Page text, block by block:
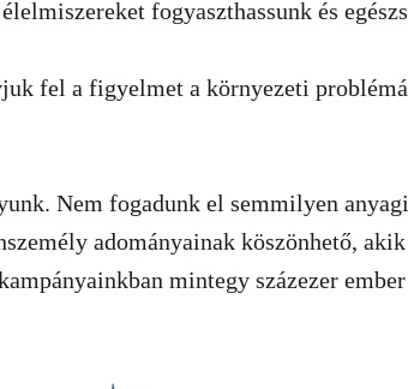
fogyaszthassunk és
fel a figyelmet a környezeti
Nem fogadunk el semmilyen
adományainak köszönhető,
mintegy százezer